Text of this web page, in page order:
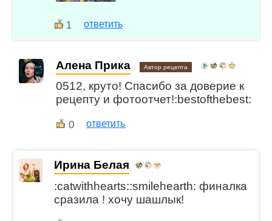
1 ответить
Алена Прика Автор рецепта
0512, круто! Спасибо за доверие к
рецепту и фотоотчет!:bestofthebest:
0 ответить
Ирина Белая
:catwithhearts::smilehearth: финалка
сразила ! хочу шашлык!